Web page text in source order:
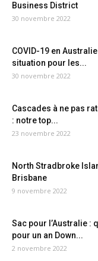
Business District
30 novembre 2022
COVID-19 en
situation pour les...
30 novembre 2022
Cascades à ne pas
: notre top...
23 novembre 2022
North Stradbroke
Brisbane
9 novembre 2022
Sac pour l’Australie :
pour un an Down...
2 novembre 2022